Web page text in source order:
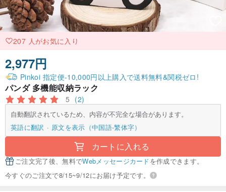
207 人がお気に入り
2,977円
Pinkoi 指定便-10,000円以上購入で送料無料&関税ゼロ!
パンダ 多機能収納ラック
5 (2)
自動翻訳されているため、内容が不完全な場合があります。
英語に翻訳
原文を表示（中国語-繁体字）
カートに入れる
ご注文完了後、無料でWebメッセージカードを作成できます。
今すぐのご注文で8/15~9/12にお届け予定です。